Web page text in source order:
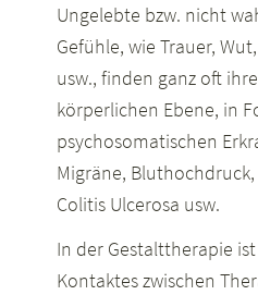
Ungelebte bzw. nicht
Gefühle, wie Trauer,
usw., finden ganz oft
körperlichen Ebene, in
psychosomatischen
Migräne,
Colitis Ulcerosa usw.
In der Gestalttherapie
Kontaktes zwischen